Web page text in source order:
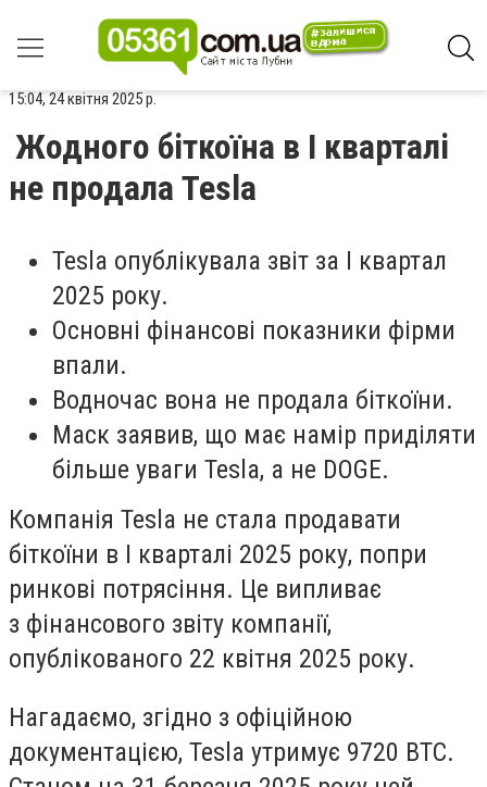
15:04, 24 квітня 2025 р.
Жодного біткоїна в I кварталі
не продала Tesla
Tesla опублікувала звіт за I квартал
2025 року.
Основні фінансові показники фірми
впали.
Водночас вона не продала біткоїни.
Маск заявив, що має намір приділяти
більше уваги Tesla, а не DOGE.
Компанія Tesla не стала продавати
біткоїни в I кварталі 2025 року, попри
ринкові потрясіння. Це випливає
з фінансового звіту компанії,
опублікованого 22 квітня 2025 року.
Нагадаємо, згідно з офіційною
документацією, Tesla утримує 9720 BTC.